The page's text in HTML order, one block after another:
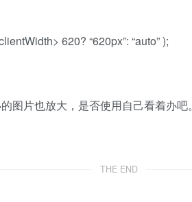
620? “620px”: “auto”);
图片也放大，是否使用自己看着办吧。
THE END